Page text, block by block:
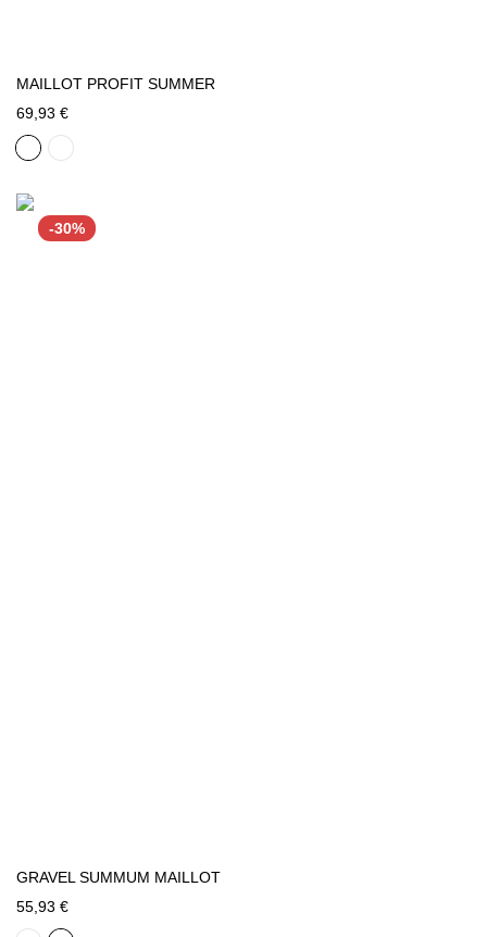
MAILLOT PROFIT SUMMER
69,93 €
-30%
GRAVEL SUMMUM MAILLOT
55,93 €